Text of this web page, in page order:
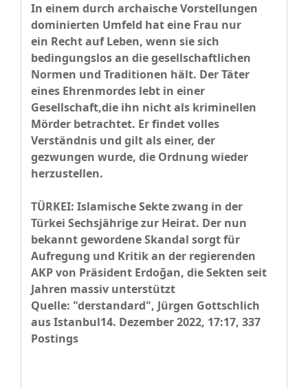
In einem durch archaische Vorstellungen
dominierten Umfeld hat eine Frau nur
ein Recht auf Leben, wenn sie sich
bedingungslos an die gesellschaftlichen
Normen und Traditionen hält. Der Täter
eines Ehrenmordes lebt in einer
Gesellschaft,die ihn nicht als kriminellen
Mörder betrachtet. Er findet volles
Verständnis und gilt als einer, der
gezwungen wurde, die Ordnung wieder
herzustellen.
TÜRKEI: Islamische Sekte zwang in der
Türkei Sechsjährige zur Heirat. Der nun
bekannt gewordene Skandal sorgt für
Aufregung und Kritik an der regierenden
AKP von Präsident Erdoğan, die Sekten seit
Jahren massiv unterstützt
Quelle: "derstandard", Jürgen Gottschlich
aus Istanbul14. Dezember 2022, 17:17, 337
Postings